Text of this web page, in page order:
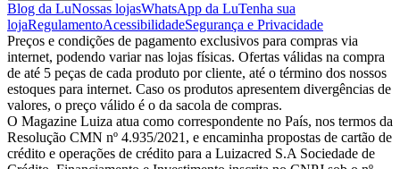
Blog da LuNossas lojasWhatsApp da LuTenha sua
lojaRegulamentoAcessibilidadeSegurança e Privacidade
Preços e condições de pagamento exclusivos para compras via
internet, podendo variar nas lojas físicas. Ofertas válidas na compra
de até 5 peças de cada produto por cliente, até o término dos nossos
estoques para internet. Caso os produtos apresentem divergências de
valores, o preço válido é o da sacola de compras.
O Magazine Luiza atua como correspondente no País, nos termos da
Resolução CMN nº 4.935/2021, e encaminha propostas de cartão de
crédito e operações de crédito para a Luizacred S.A Sociedade de